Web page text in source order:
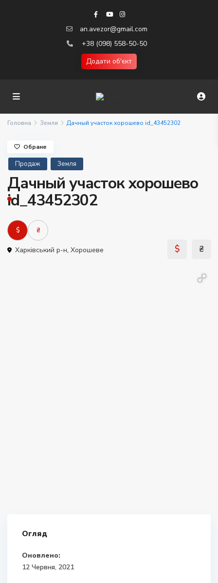
an.avezor@gmail.com
+38 (098) 558-50-50
Додати об'єкт
Головна Земля Дачный участок хорошево id_43452302
Продаж Земля
Дачный участок хорошево
id_43452302
$ ₴
Харківський р-н, Хорошеве
Обране
Огляд
Оновлено:
12 Червня, 2021
$ ₴